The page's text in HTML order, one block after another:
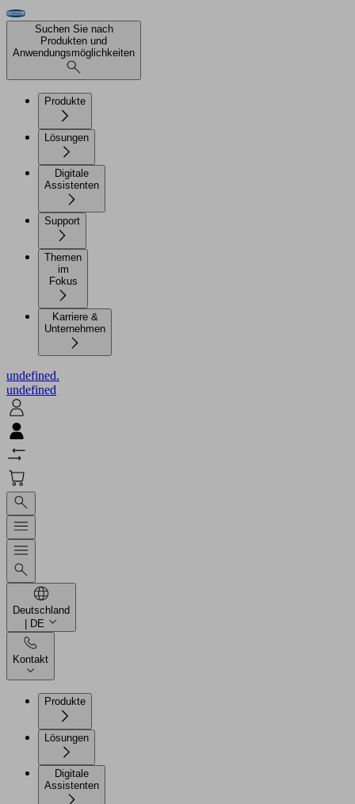
Suchen Sie nach
Produkten und
Anwendungsmöglichkeiten
Produkte
Lösungen
Digitale
Assistenten
Support
Themen
im
Karriere &
Unternehmen
undefined.
undefined
Deutschland
| DE
Kontakt
Produkte
Lösungen
Digitale
Assistenten